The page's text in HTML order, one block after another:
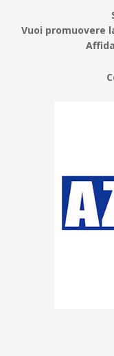
Vuoi promuovere